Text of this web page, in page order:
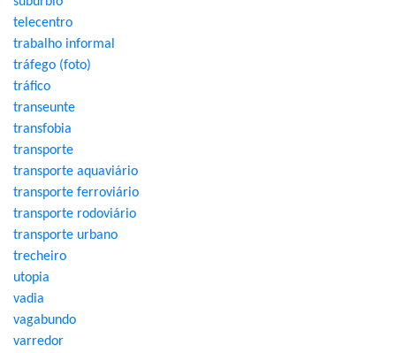
telecentro
trabalho informal
tráfego (foto)
tráfico
transeunte
transfobia
transporte
transporte aquaviário
transporte ferroviário
transporte rodoviário
transporte urbano
trecheiro
utopia
vadia
vagabundo
varredor